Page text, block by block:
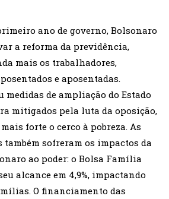
ano de governo, Bolsonaro
a reforma da previdência,
mais os trabalhadores,
e aposentadas.
medidas de ampliação do Estado
mitigados pela luta da oposição,
forte o cerco à pobreza. As
sofreram os impactos da
ao poder: o Bolsa Família
alcance em 4,9%, impactando
O financiamento das